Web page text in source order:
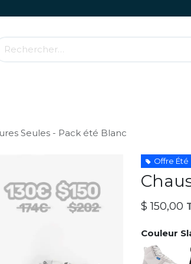
Seules - Pack été Blanc
Offre Été
$150,00
Couleur